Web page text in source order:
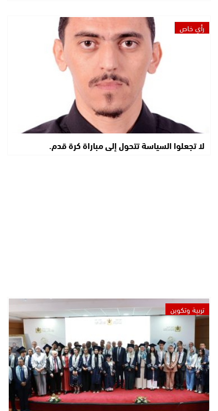
رأي خاص
لا تجعلوا السياسة تتحول إلى مباراة كرة قدم.
تربية وتكوين